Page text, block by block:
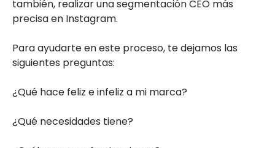
también, realizar una segmentación CEO más
precisa en Instagram.
Para ayudarte en este proceso, te dejamos las
siguientes preguntas:
¿Qué hace feliz e infeliz a mi marca?
¿Qué necesidades tiene?